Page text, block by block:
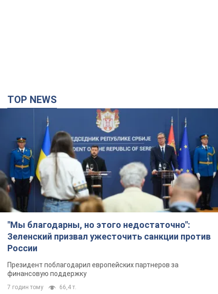
TOP NEWS
"Мы благодарны, но этого недостаточно":
Зеленский призвал ужесточить санкции против
России
Президент поблагодарил европейских партнеров за
финансовую поддержку
7 годин тому 66,4 т.